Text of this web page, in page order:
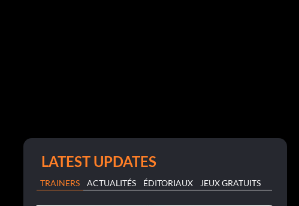
LATEST UPDATES
TRAINERS ACTUALITÉS ÉDITORIAUX JEUX GRATUITS